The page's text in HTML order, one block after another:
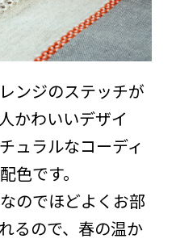
ンジのステッチが
かわいいデザイ
ュラルなコーディ
色です。
のでほどよくお部
るので、春の温か